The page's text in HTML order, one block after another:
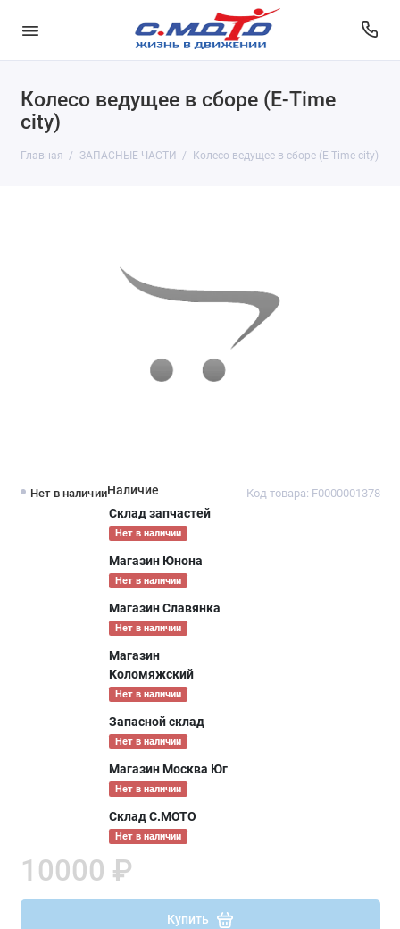
Колесо ведущее в сборе (E-Time
city)
Главная ЗАПАСНЫЕ ЧАСТИ Колесо ведущее в сборе (E-Time city)
Нет в наличии Код товара: F0000001378
Наличие
Склад запчастей
Нет в наличии
Магазин Юнона
Нет в наличии
Магазин Славянка
Нет в наличии
Магазин
Коломяжский
Нет в наличии
Запасной склад
Нет в наличии
Магазин Москва Юг
Нет в наличии
Склад С.МОТО
Нет в наличии
10000 ₽
Купить